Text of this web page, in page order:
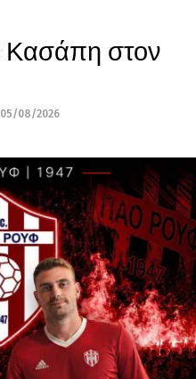
Κασάπη στον
05/08/2026